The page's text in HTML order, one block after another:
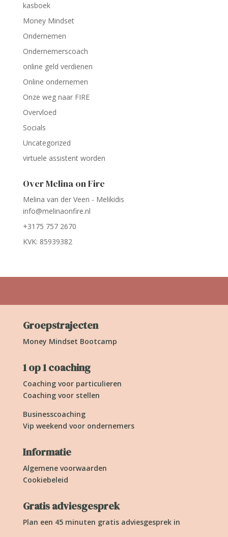
kasboek
Money Mindset
Ondernemen
Ondernemerscoach
online geld verdienen
Online ondernemen
Onze weg naar FIRE
Overvloed
Socials
Uncategorized
virtuele assistent worden
Over Melina on Fire
Melina van der Veen - Melikidis
info@melinaonfire.nl
+3175 757 2670
KVK: 85939382
Groepstrajecten
Money Mindset Bootcamp
1 op 1 coaching
Coaching voor particulieren
Coaching voor stellen
Businesscoaching
Vip weekend voor ondernemers
Informatie
Algemene voorwaarden
Cookiebeleid
Gratis adviesgesprek
Plan een 45 minuten gratis adviesgesprek in